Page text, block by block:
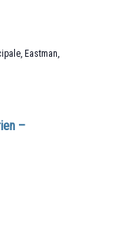
Eastman,
–